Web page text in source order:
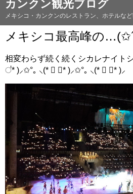
カンクン観光ブログ
メキシコ・カンクンのレストラン、ホテルな
メキシコ最高峰の
相変わらず続く続くシカレナイト
॑* )⸝✩°｡ ⸜(* ॑ ॑* )⸝✩°｡ ⸜(* ॑ ॑* )⸝